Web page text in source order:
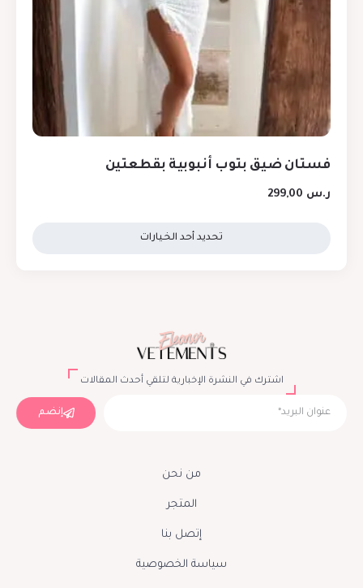
فستان ضيق بتوب أنبوبية بقطعتين
ر.س
تحديد أحد الخيارات
اشترك في النشرة الإخبارية لتلقي أحدث المقالات
إنضم
من نحن
المتجر
إتصل بنا
سياسة الخصوصية